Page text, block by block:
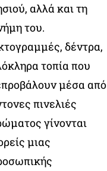
αλλά και τη
του.
δέντρα,
τοπία που
μέσα από
πινελιές
γίνονται
μιας